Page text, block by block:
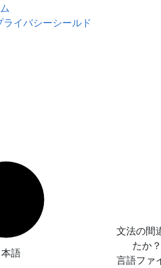
イバシーシールド
語
文法の間
たか
言語ファ